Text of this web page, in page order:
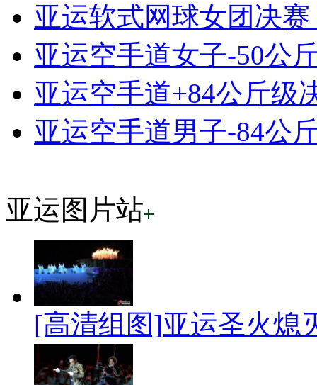
亚运软式网球女团决
亚运空手道女子-50公
亚运空手道+84公斤级
亚运空手道男子-84公
亚运图片站
[高清组图]亚运圣火熄